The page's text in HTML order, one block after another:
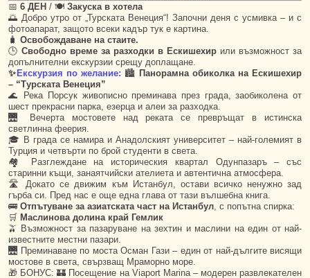
📅 6 ДЕН / 🍽 Закуска в хотела
🌅 Добро утро от „Турската Венеция“! Започни деня с усмивка – и с
фотоапарат, защото всеки кадър тук е картина.
🧳 Освобождаване на стаите.
🕒 Свободно време за разходки в Ескишехир или възможност за
допълнителни екскурзии срещу доплащане.
✨ Екскурзия по желание: 🏙 Панорамна обиколка на Ескишехир
– “Турската Венеция”
🌊 Река Порсук живописно преминава през града, заобиколена от
шест прекрасни парка, езерца и алеи за разходка.
🌉 Вечерта мостовете над реката се превръщат в истинска
светлинна феерия.
🎓 В града се намира и Анадолският университет – най-големият в
Турция и четвърти по брой студенти в света.
🏘 Разглеждане на историческия квартал Одунпазаръ – със
старинни къщи, занаятчийски ателиета и автентична атмосфера.
🛣️ Докато се движим към Истанбул, остави всичко ненужно зад
гърба си. Пред нас е още една глава от тази вълшебна книга.
🚌 Отпътуване за азиатската част на Истанбул, с попътна спирка:
🛒 Маслинова долина край Гемлик
🫒 Възможност за пазаруване на зехтин и маслини на един от най-
известните местни пазари.
🌉 Преминаване по моста Осман Гази – един от най-дългите висящи
мостове в света, свързващ Мраморно море.
🎁 БОНУС: 🏰 Посещение на Viaport Marina – модерен развлекателен